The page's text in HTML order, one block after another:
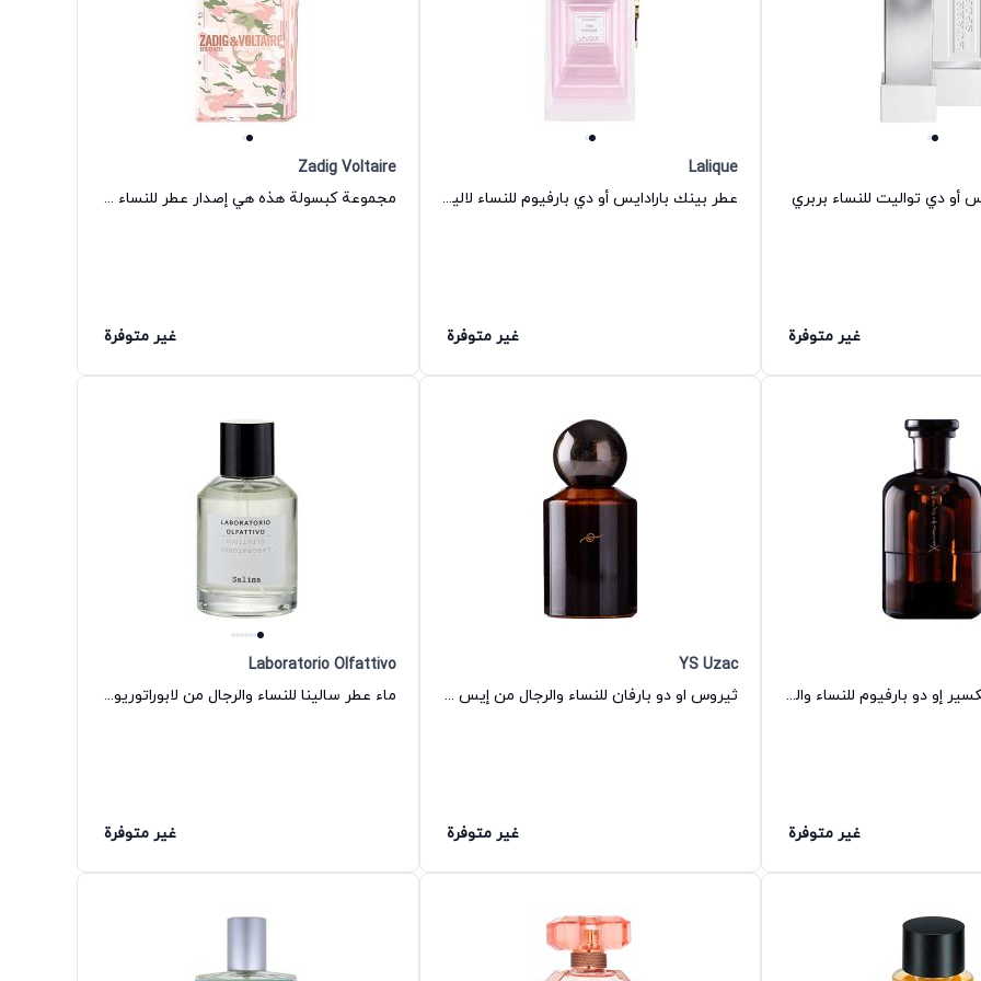
دي تواليت للنساء بربري
غير متوفرة
Lalique
عطر بينك بارادايس أو دي بارفيوم للنساء لاليك
غير متوفرة
Zadig Voltaire
مجموعة كبسولة هذه هي إصدار عطر للنساء زاديغ فولتير
غير متوفرة
عطر ثيروس إليكسير إو دو بارفيوم للنساء والرجال من إيس يوزاك
غير متوفرة
YS Uzac
ثيروس او دو بارفان للنساء والرجال من إيس يوزاك
غير متوفرة
Laboratorio Olfattivo
ماء عطر سالينا للنساء والرجال من لابوراتوريو أولفاتيفو
غير متوفرة